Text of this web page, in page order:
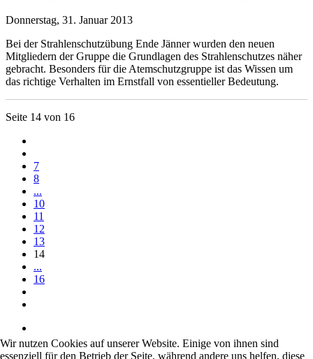
Donnerstag, 31. Januar 2013
Bei der Strahlenschutzübung Ende Jänner wurden den neuen
Mitgliedern der Gruppe die Grundlagen des Strahlenschutzes näher
gebracht. Besonders für die Atemschutzgruppe ist das Wissen um
das richtige Verhalten im Ernstfall von essentieller Bedeutung.
Seite 14 von 16
7
8
...
10
11
12
13
14
...
16
Wir nutzen Cookies auf unserer Website. Einige von ihnen sind
essenziell für den Betrieb der Seite, während andere uns helfen, diese